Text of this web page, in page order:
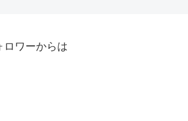
ロワーからは